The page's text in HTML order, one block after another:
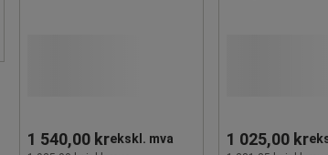
1 540,00 krekskl. mva 1 025,00 kr